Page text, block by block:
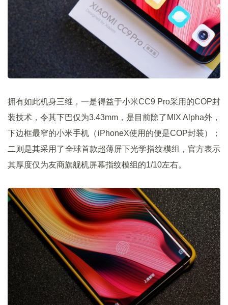
拥有如此机身三维，一是得益于小米CC9 Pro采用的COP封
装技术，令其下巴仅为3.43mm，是目前除了MIX Alpha外，
下边框最窄的小米手机（iPhoneX使用的便是COP封装）；
二则是其采用了全球首款超薄屏下光学指纹模组，官方表示
其厚度仅为友商旗舰机屏幕指纹模组的1/10左右。